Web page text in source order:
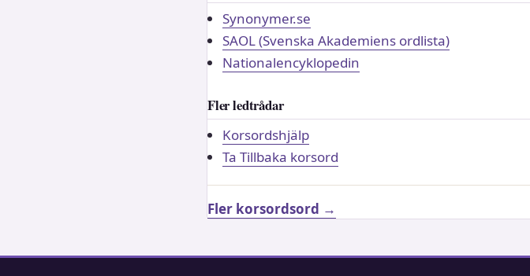
Synonymer.se
SAOL (Svenska Akademiens ordlista)
Nationalencyklopedin
Fler ledtrådar
Korsordshjälp
Ta Tillbaka korsord
Fler korsordsord →